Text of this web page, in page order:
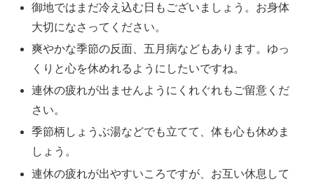
御地ではまだ冷え込む日もございましょう。お身体
大切になさってください。
爽やかな季節の反面、五月病などもあります。ゆっ
くりと心を休めれるようにしたいですね。
連休の疲れが出ませんようにくれぐれもご留意くだ
さい。
季節柄しょうぶ湯などでも立てて、体も心も休めま
しょう。
連休の疲れが出やすいころですが、お互い休息して